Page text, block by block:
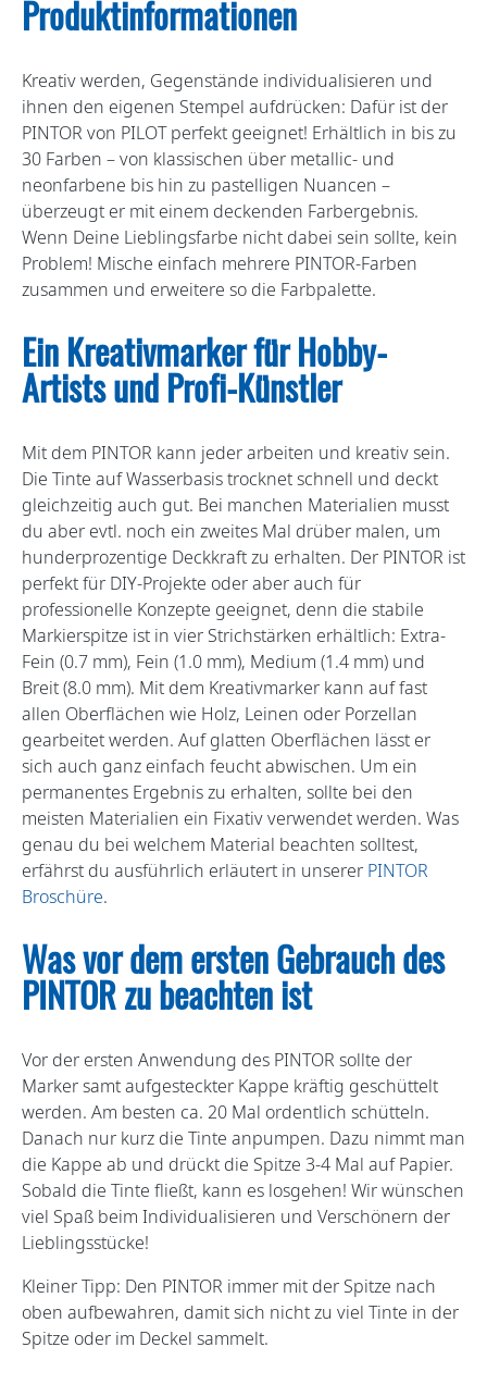
Produktinformationen
Kreativ werden, Gegenstände individualisieren und
ihnen den eigenen Stempel aufdrücken: Dafür ist der
PINTOR von PILOT perfekt geeignet! Erhältlich in bis zu
30 Farben – von klassischen über metallic- und
neonfarbene bis hin zu pastelligen Nuancen –
überzeugt er mit einem deckenden Farbergebnis.
Wenn Deine Lieblingsfarbe nicht dabei sein sollte, kein
Problem! Mische einfach mehrere PINTOR-Farben
zusammen und erweitere so die Farbpalette.
Ein Kreativmarker für Hobby-
Artists und Profi-Künstler
Mit dem PINTOR kann jeder arbeiten und kreativ sein.
Die Tinte auf Wasserbasis trocknet schnell und deckt
gleichzeitig auch gut. Bei manchen Materialien musst
du aber evtl. noch ein zweites Mal drüber malen, um
hunderprozentige Deckkraft zu erhalten. Der PINTOR ist
perfekt für DIY-Projekte oder aber auch für
professionelle Konzepte geeignet, denn die stabile
Markierspitze ist in vier Strichstärken erhältlich: Extra-
Fein (0.7 mm), Fein (1.0 mm), Medium (1.4 mm) und
Breit (8.0 mm). Mit dem Kreativmarker kann auf fast
allen Oberflächen wie Holz, Leinen oder Porzellan
gearbeitet werden. Auf glatten Oberflächen lässt er
sich auch ganz einfach feucht abwischen. Um ein
permanentes Ergebnis zu erhalten, sollte bei den
meisten Materialien ein Fixativ verwendet werden. Was
genau du bei welchem Material beachten solltest,
erfährst du ausführlich erläutert in unserer PINTOR
Broschüre.
Was vor dem ersten Gebrauch des
PINTOR zu beachten ist
Vor der ersten Anwendung des PINTOR sollte der
Marker samt aufgesteckter Kappe kräftig geschüttelt
werden. Am besten ca. 20 Mal ordentlich schütteln.
Danach nur kurz die Tinte anpumpen. Dazu nimmt man
die Kappe ab und drückt die Spitze 3-4 Mal auf Papier.
Sobald die Tinte fließt, kann es losgehen! Wir wünschen
viel Spaß beim Individualisieren und Verschönern der
Lieblingsstücke!
Kleiner Tipp: Den PINTOR immer mit der Spitze nach
oben aufbewahren, damit sich nicht zu viel Tinte in der
Spitze oder im Deckel sammelt.